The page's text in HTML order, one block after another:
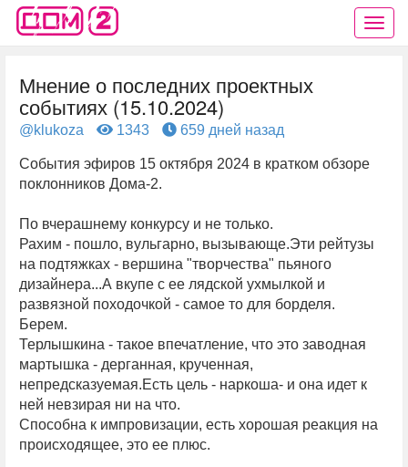
Мнение о последних проектных
событиях (15.10.2024)
@klukoza 1343 659 дней назад
События эфиров 15 октября 2024 в кратком обзоре
поклонников Дома-2.
По вчерашнему конкурсу и не только.
Рахим - пошло, вульгарно, вызывающе.Эти рейтузы
на подтяжках - вершина "творчества" пьяного
дизайнера...А вкупе с ее лядской ухмылкой и
развязной походочкой - самое то для борделя.
Берем.
Терлышкина - такое впечатление, что это заводная
мартышка - дерганная, крученная,
непредсказуемая.Есть цель - наркоша- и она идет к
ней невзирая ни на что.
Способна к импровизации, есть хорошая реакция на
происходящее, это ее плюс.